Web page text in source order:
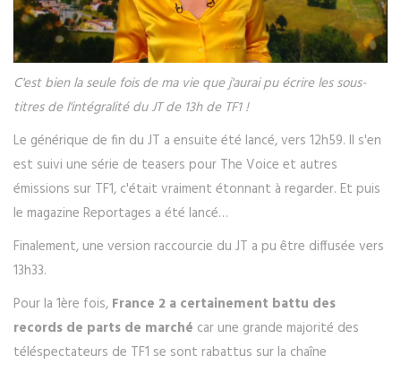
C'est bien la seule fois de ma vie que j'aurai pu écrire les sous-
titres de l'intégralité du JT de 13h de TF1 !
Le générique de fin du JT a ensuite été lancé, vers 12h59. Il s'en
est suivi une série de teasers pour The Voice et autres
émissions sur TF1, c'était vraiment étonnant à regarder. Et puis
le magazine Reportages a été lancé…
Finalement, une version raccourcie du JT a pu être diffusée vers
13h33.
Pour la 1ère fois, France 2 a certainement battu des
records de parts de marché car une grande majorité des
téléspectateurs de TF1 se sont rabattus sur la chaîne